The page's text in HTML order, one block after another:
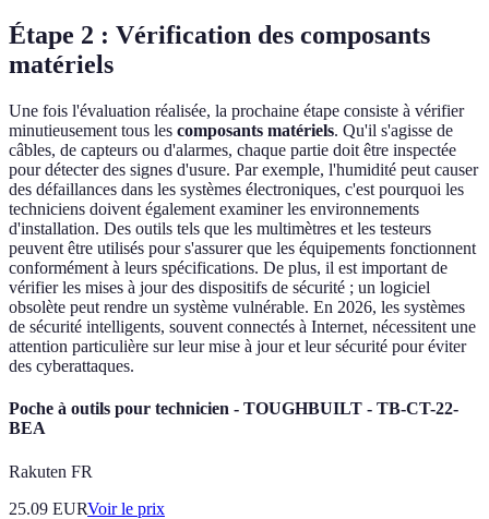
Étape 2 : Vérification des composants
matériels
Une fois l'évaluation réalisée, la prochaine étape consiste à vérifier
minutieusement tous les composants matériels. Qu'il s'agisse de
câbles, de capteurs ou d'alarmes, chaque partie doit être inspectée
pour détecter des signes d'usure. Par exemple, l'humidité peut causer
des défaillances dans les systèmes électroniques, c'est pourquoi les
techniciens doivent également examiner les environnements
d'installation. Des outils tels que les multimètres et les testeurs
peuvent être utilisés pour s'assurer que les équipements fonctionnent
conformément à leurs spécifications. De plus, il est important de
vérifier les mises à jour des dispositifs de sécurité ; un logiciel
obsolète peut rendre un système vulnérable. En 2026, les systèmes
de sécurité intelligents, souvent connectés à Internet, nécessitent une
attention particulière sur leur mise à jour et leur sécurité pour éviter
des cyberattaques.
Poche à outils pour technicien - TOUGHBUILT - TB-CT-22-
BEA
Rakuten FR
25.09 EURVoir le prix